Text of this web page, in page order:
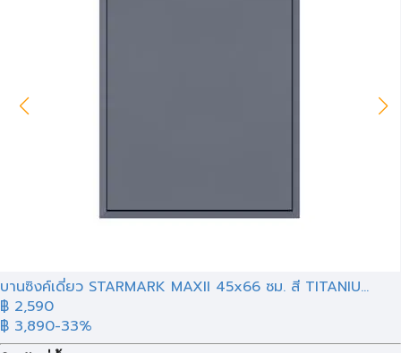
บานซิงค์เดี่ยว STARMARK MAXII 45x66 ซม. สี TITANIU...
฿ 2,590
฿ 3,890-33%